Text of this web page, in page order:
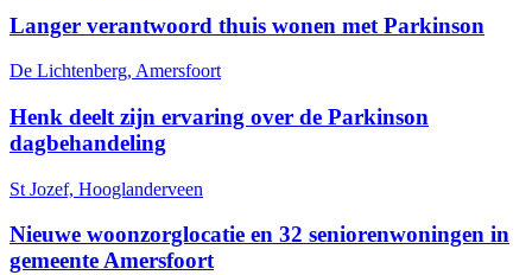
Langer verantwoord thuis wonen met Parkinson
De Lichtenberg, Amersfoort
Henk deelt zijn ervaring over de Parkinson
dagbehandeling
St Jozef, Hooglanderveen
Nieuwe woonzorglocatie en 32 seniorenwoningen in
gemeente Amersfoort